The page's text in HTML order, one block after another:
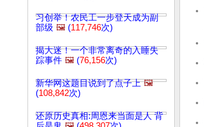
习创举！农民工一步登天成为副
部级 🖼️ (117,746次)
揭大迷！一个非常离奇的入睡失
踪事件 🖼️ (76,156次)
新华网这题目说到了点子上 🖼️
(108,842次)
还原历史真相:周恩来当面是人 背